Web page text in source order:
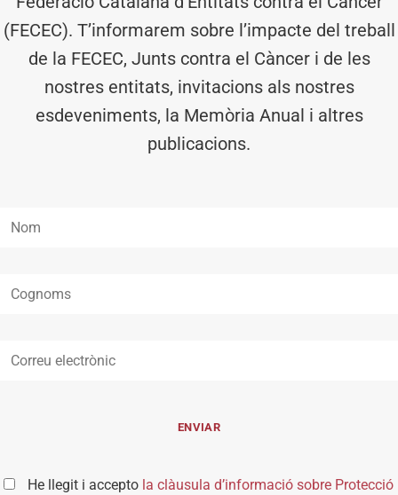
(FECEC). T’informarem sobre l’impacte del treball
de la FECEC, Junts contra el Càncer i de les
nostres entitats, invitacions als nostres
esdeveniments, la Memòria Anual i altres
publicacions.
He llegit i accepto la clàusula d’informació sobre Protecció